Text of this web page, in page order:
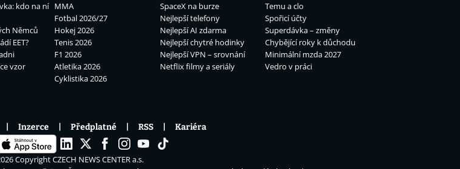
kdo na ní
Němců
EET?
vzor
MMA
Fotbal 2026/27
Hokej 2026
Tenis 2026
F1 2026
Atletika 2026
Cyklistika 2026
SpaceX na burze
Nejlepší telefony
Nejlepší AI zdarma
Nejlepší chytré hodinky
Nejlepší VPN – srovnání
Netflix filmy a seriály
Temu a clo
Spořicí účty
Superdávka – změny
Chybějící roky k důchodu
Minimální mzda 2027
Vedro v práci
Inzerce Předplatné RSS Kariéra
CopyrightCZECH NEWS CENTER a.s.